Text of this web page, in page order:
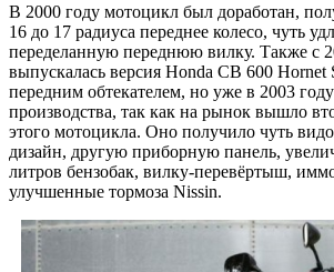
В 2000 году мотоцикл был доработан,
16 до 17 радиуса переднее колесо, чуть
переделанную переднюю вилку. Также с
выпускалась версия Honda CB 600 Hornet
передним обтекателем, но уже в 2003
производства, так как на рынок вышло
этого мотоцикла. Оно получило чуть
дизайн, другую приборную панель,
литров бензобак, вилку-перевёртыш,
улучшенные тормоза Nissin.